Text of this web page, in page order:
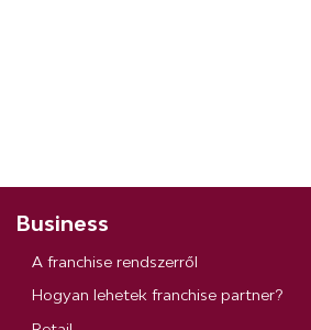
Business
A franchise rendszerről
Hogyan lehetek franchise partner?